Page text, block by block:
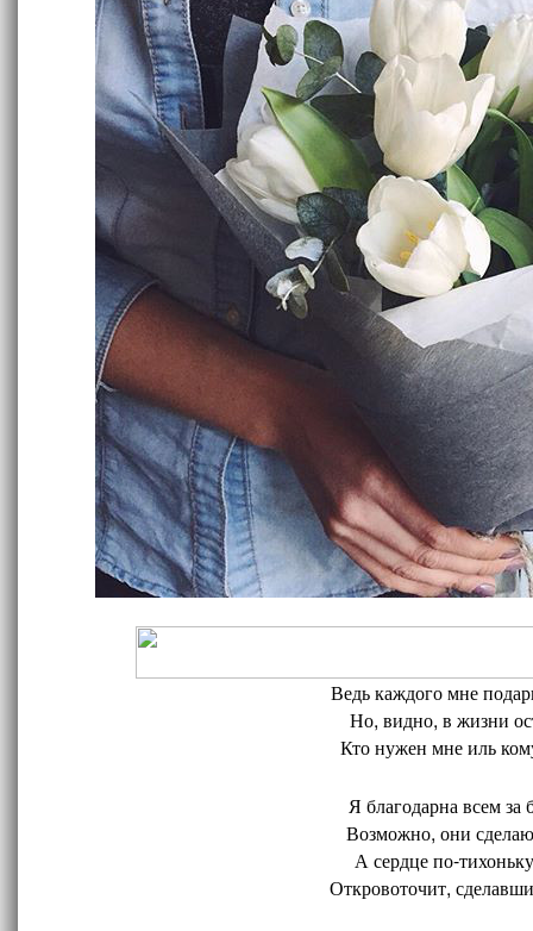
Ведь каждого мне
Но, видно, в жизни
Кто нужен мне иль
Я благодарна всем за
Возможно, они
А сердце по-
Откровоточит,